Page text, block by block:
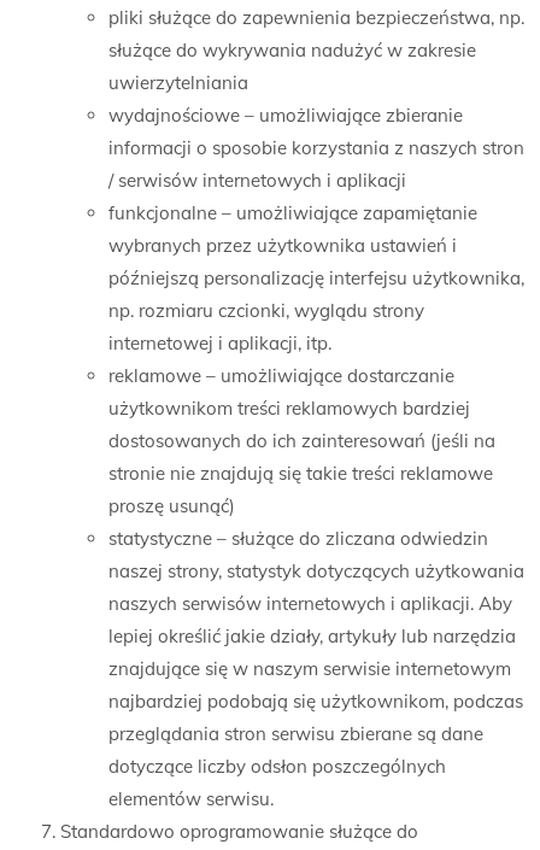
pliki służące do zapewnienia bezpieczeństwa, np.
służące do wykrywania nadużyć w zakresie
uwierzytelniania
wydajnościowe – umożliwiające zbieranie
informacji o sposobie korzystania z naszych stron
/ serwisów internetowych i aplikacji
funkcjonalne – umożliwiające zapamiętanie
wybranych przez użytkownika ustawień i
późniejszą personalizację interfejsu użytkownika,
np. rozmiaru czcionki, wyglądu strony
internetowej i aplikacji, itp.
reklamowe – umożliwiające dostarczanie
użytkownikom treści reklamowych bardziej
dostosowanych do ich zainteresowań (jeśli na
stronie nie znajdują się takie treści reklamowe
proszę usunąć)
statystyczne – służące do zliczana odwiedzin
naszej strony, statystyk dotyczących użytkowania
naszych serwisów internetowych i aplikacji. Aby
lepiej określić jakie działy, artykuły lub narzędzia
znajdujące się w naszym serwisie internetowym
najbardziej podobają się użytkownikom, podczas
przeglądania stron serwisu zbierane są dane
dotyczące liczby odsłon poszczególnych
elementów serwisu.
Standardowo oprogramowanie służące do